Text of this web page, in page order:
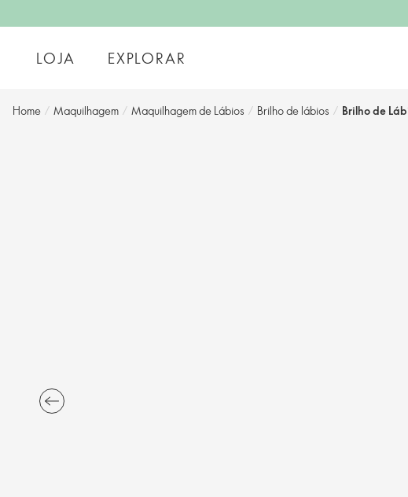
LOJA EXPLORAR
Home / Maquilhagem / Maquilhagem de Lábios / Brilho de lábios / Brilho de